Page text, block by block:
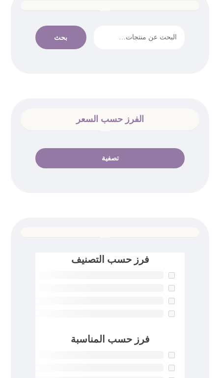
بحث
الفرز حسب السعر
تصفية
فرز حسب التصنيف
فرز حسب المناسبة